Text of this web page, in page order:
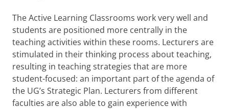
The Active Learning Classrooms work very well and
students are positioned more centrally in the
teaching activities within these rooms. Lecturers are
stimulated in their thinking process about teaching,
resulting in teaching strategies that are more
student-focused: an important part of the agenda of
the UG’s Strategic Plan. Lecturers from different
faculties are also able to gain experience with